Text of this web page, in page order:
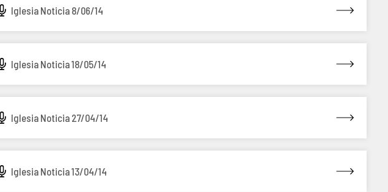
Iglesia Noticia 8/06/14
Iglesia Noticia 18/05/14
Iglesia Noticia 27/04/14
Iglesia Noticia 13/04/14